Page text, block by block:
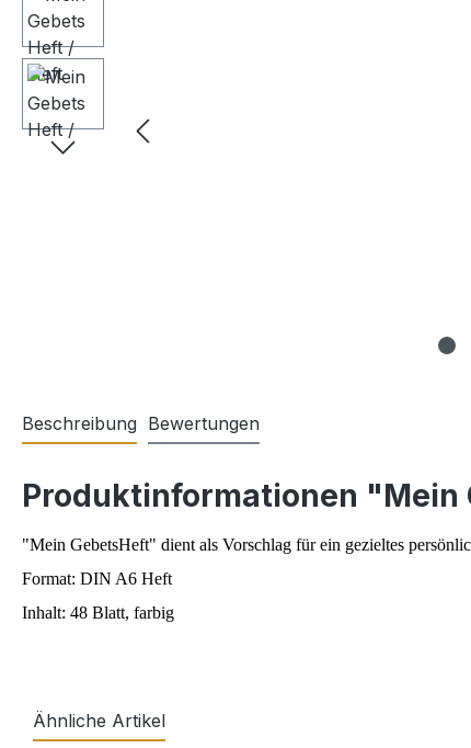
Beschreibung Bewertungen
Produktinformationen "Mein
"Mein GebetsHeft" dient als Vorschlag für ein gezieltes
Format: DIN A6 Heft
Inhalt: 48 Blatt, farbig
Ähnliche Artikel